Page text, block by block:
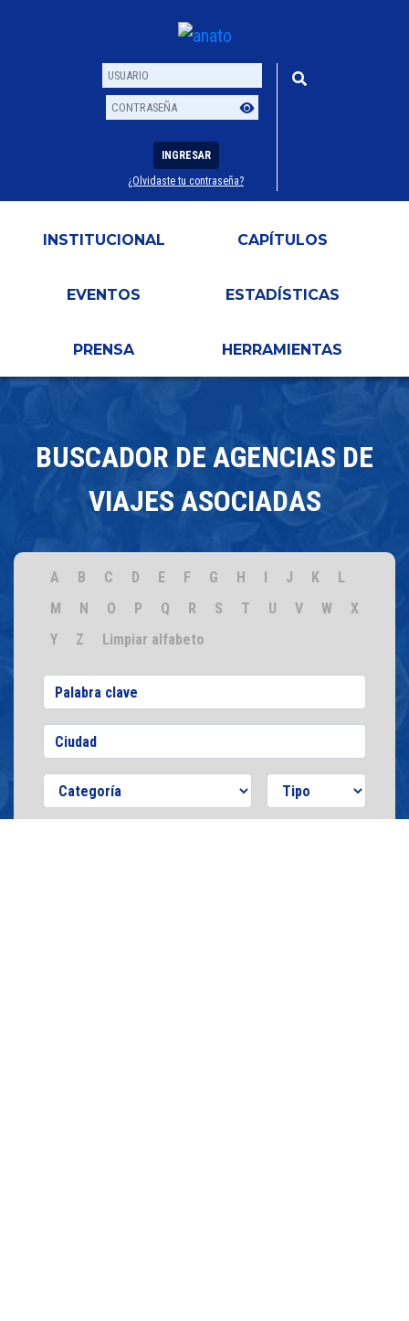
Usuario
Contraseña
INGRESAR
¿Olvidaste tu contraseña?
INSTITUCIONAL CAPÍTULOS
EVENTOS ESTADÍSTICAS
PRENSA HERRAMIENTAS
BUSCADOR DE AGENCIAS DE
VIAJES ASOCIADAS
A B C D E F G H J K
L
M
N O P Q R S T U V W
X
Y
Z Limpiar alfabeto